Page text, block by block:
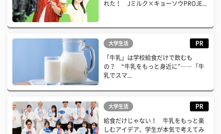
れた！ Jミルク×キョーソウPROJE...
大学生活 PR
「牛乳」は学校給食だけで飲むも
の？ “牛乳をもっと身近に”――「牛
乳でスマ...
大学生活 PR
給食だけじゃない！ 牛乳をもっと楽
しむアイデア、学生が本気で考えてみ